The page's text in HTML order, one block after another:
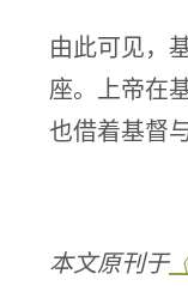
由此可见，
座。上帝在
也借着基督
本文原刊于